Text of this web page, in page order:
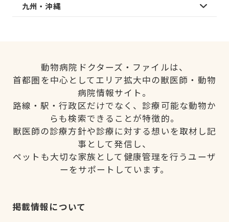
九州・沖縄
動物病院ドクターズ・ファイルは、
首都圏を中心としてエリア拡大中の獣医師・動物
病院情報サイト。
路線・駅・行政区だけでなく、診療可能な動物か
らも検索できることが特徴的。
獣医師の診療方針や診療に対する想いを取材し記
事として発信し、
ペットも大切な家族として健康管理を行うユーザ
ーをサポートしています。
掲載情報について